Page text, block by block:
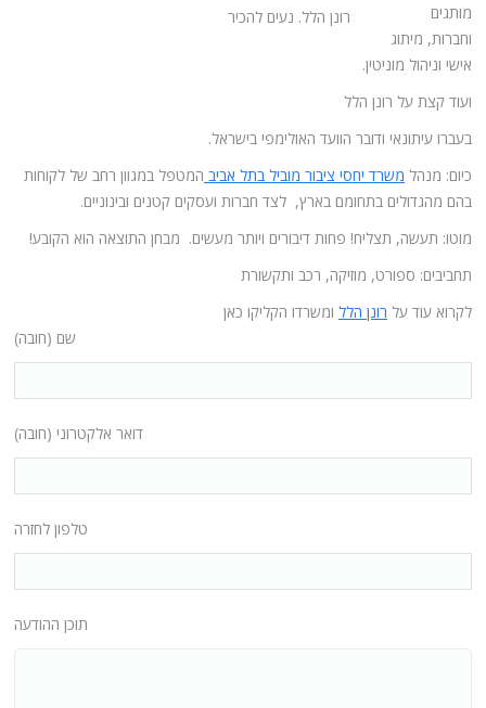
רונן הלל. נעים להכיר
מותגים
וחברות, מיתוג
אישי וניהול מוניטין.
ועוד קצת על רונן הלל
בעברו עיתונאי ודובר הוועד האולימפי בישראל.
כיום: מנהל משרד יחסי ציבור מוביל בתל אביב המטפל במגוון רחב של לקוחות
בהם מהגדולים בתחומם בארץ, לצד חברות ועסקים קטנים ובינוניים.
מוטו: תעשה, תצליח! פחות דיבורים ויותר מעשים. מבחן התוצאה הוא הקובע!
תחביבים: ספורט, מוזיקה, רכב ותקשורת
לקרוא עוד על רונן הלל ומשרדו הקליקו כאן
שם (חובה)
דואר אלקטרוני (חובה)
טלפון לחזרה
תוכן ההודעה